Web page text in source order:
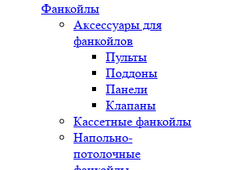
Фанкойлы
Аксессуары для
фанкойлов
Пульты
Поддоны
Панели
Клапаны
Кассетные фанкойлы
Напольно-
потолочные